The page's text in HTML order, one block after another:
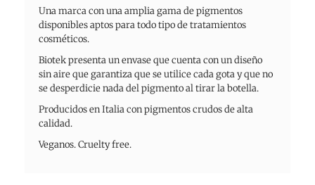
Una marca con una amplia gama de pigmentos
disponibles aptos para todo tipo de tratamientos
cosméticos.
Biotek presenta un envase que cuenta con un diseño
sin aire que garantiza que se utilice cada gota y que no
se desperdicie nada del pigmento al tirar la botella.
Producidos en Italia con pigmentos crudos de alta
calidad.
Veganos. Cruelty free.